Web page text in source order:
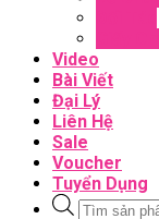
Video
Bài Viết
Đại Lý
Liên Hệ
Sale
Voucher
Tuyển Dụng
Tìm